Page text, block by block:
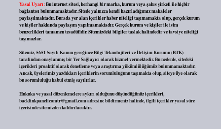
Yasal Uyarı:Bu internet sitesi, herhangi bir marka, kurum veya şahıs şirketi ile hiçbir
bağlantısı bulunmamaktadır. Sitede yalnızca kendi hazırladığımız makaleler
paylaşılmaktadır. Burada yer alan içerikler haber niteliği taşımamakta olup, gerçek kurum
ve kişiler hakkında paylaşım yapılmamaktadır. Gerçek kurum ve kişiler ile isim
benzerlikleri tamamen tesadüfidir. Sitemizdeki bilgiler taslak halindedir ve tavsiye niteliği
taşımazlar.
Sitemiz, 5651 Sayılı Kanun gereğince Bilgi Teknolojileri ve İletişim Kurumu (BTK)
tarafından onaylanmış bir Yer Sağlayıcı olarak hizmet vermektedir. Bu nedenle, sitedeki
içerikleri proaktif olarak denetleme veya araştırma yükümlülüğümüz bulunmamaktadır.
Ancak, üyelerimiz yazdıkları içeriklerin sorumluluğunu taşımakta olup, siteye üye olarak
bu sorumluluğu kabul etmiş sayılırlar.
Hukuka ve yasal düzenlemelere aykırı olduğunu düşündüğünüz içerikleri,
backlinkpanelicomtr@gmail.comadresine bildirmeniz halinde, ilgili içerikler yasal süre
içerisinde sitemizden kaldırılacaktır.